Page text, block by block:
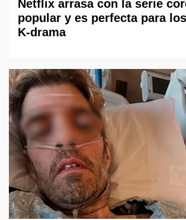
Netflix arrasa con la serie
popular y es perfecta para
K-drama